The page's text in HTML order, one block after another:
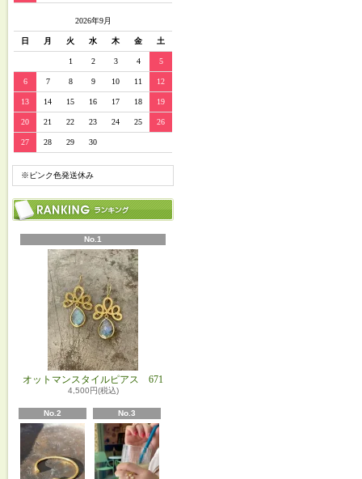
2026年9月
日 月 火 水 木 金 土
1 2 3 4 5
6 7 8 9 10 11 12
13 14 15 16 17 18 19
20 21 22 23 24 25 26
27 28 29 30
※ピンク色発送休み
No.1
オットマンスタイルピアス 671
4,500円(税込)
No.2 No.3